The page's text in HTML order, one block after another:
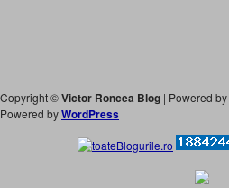
Copyright ©Victor Roncea Blog | Powered by
Powered byWordPress